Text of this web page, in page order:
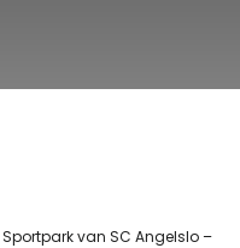
van SC Angelslo –